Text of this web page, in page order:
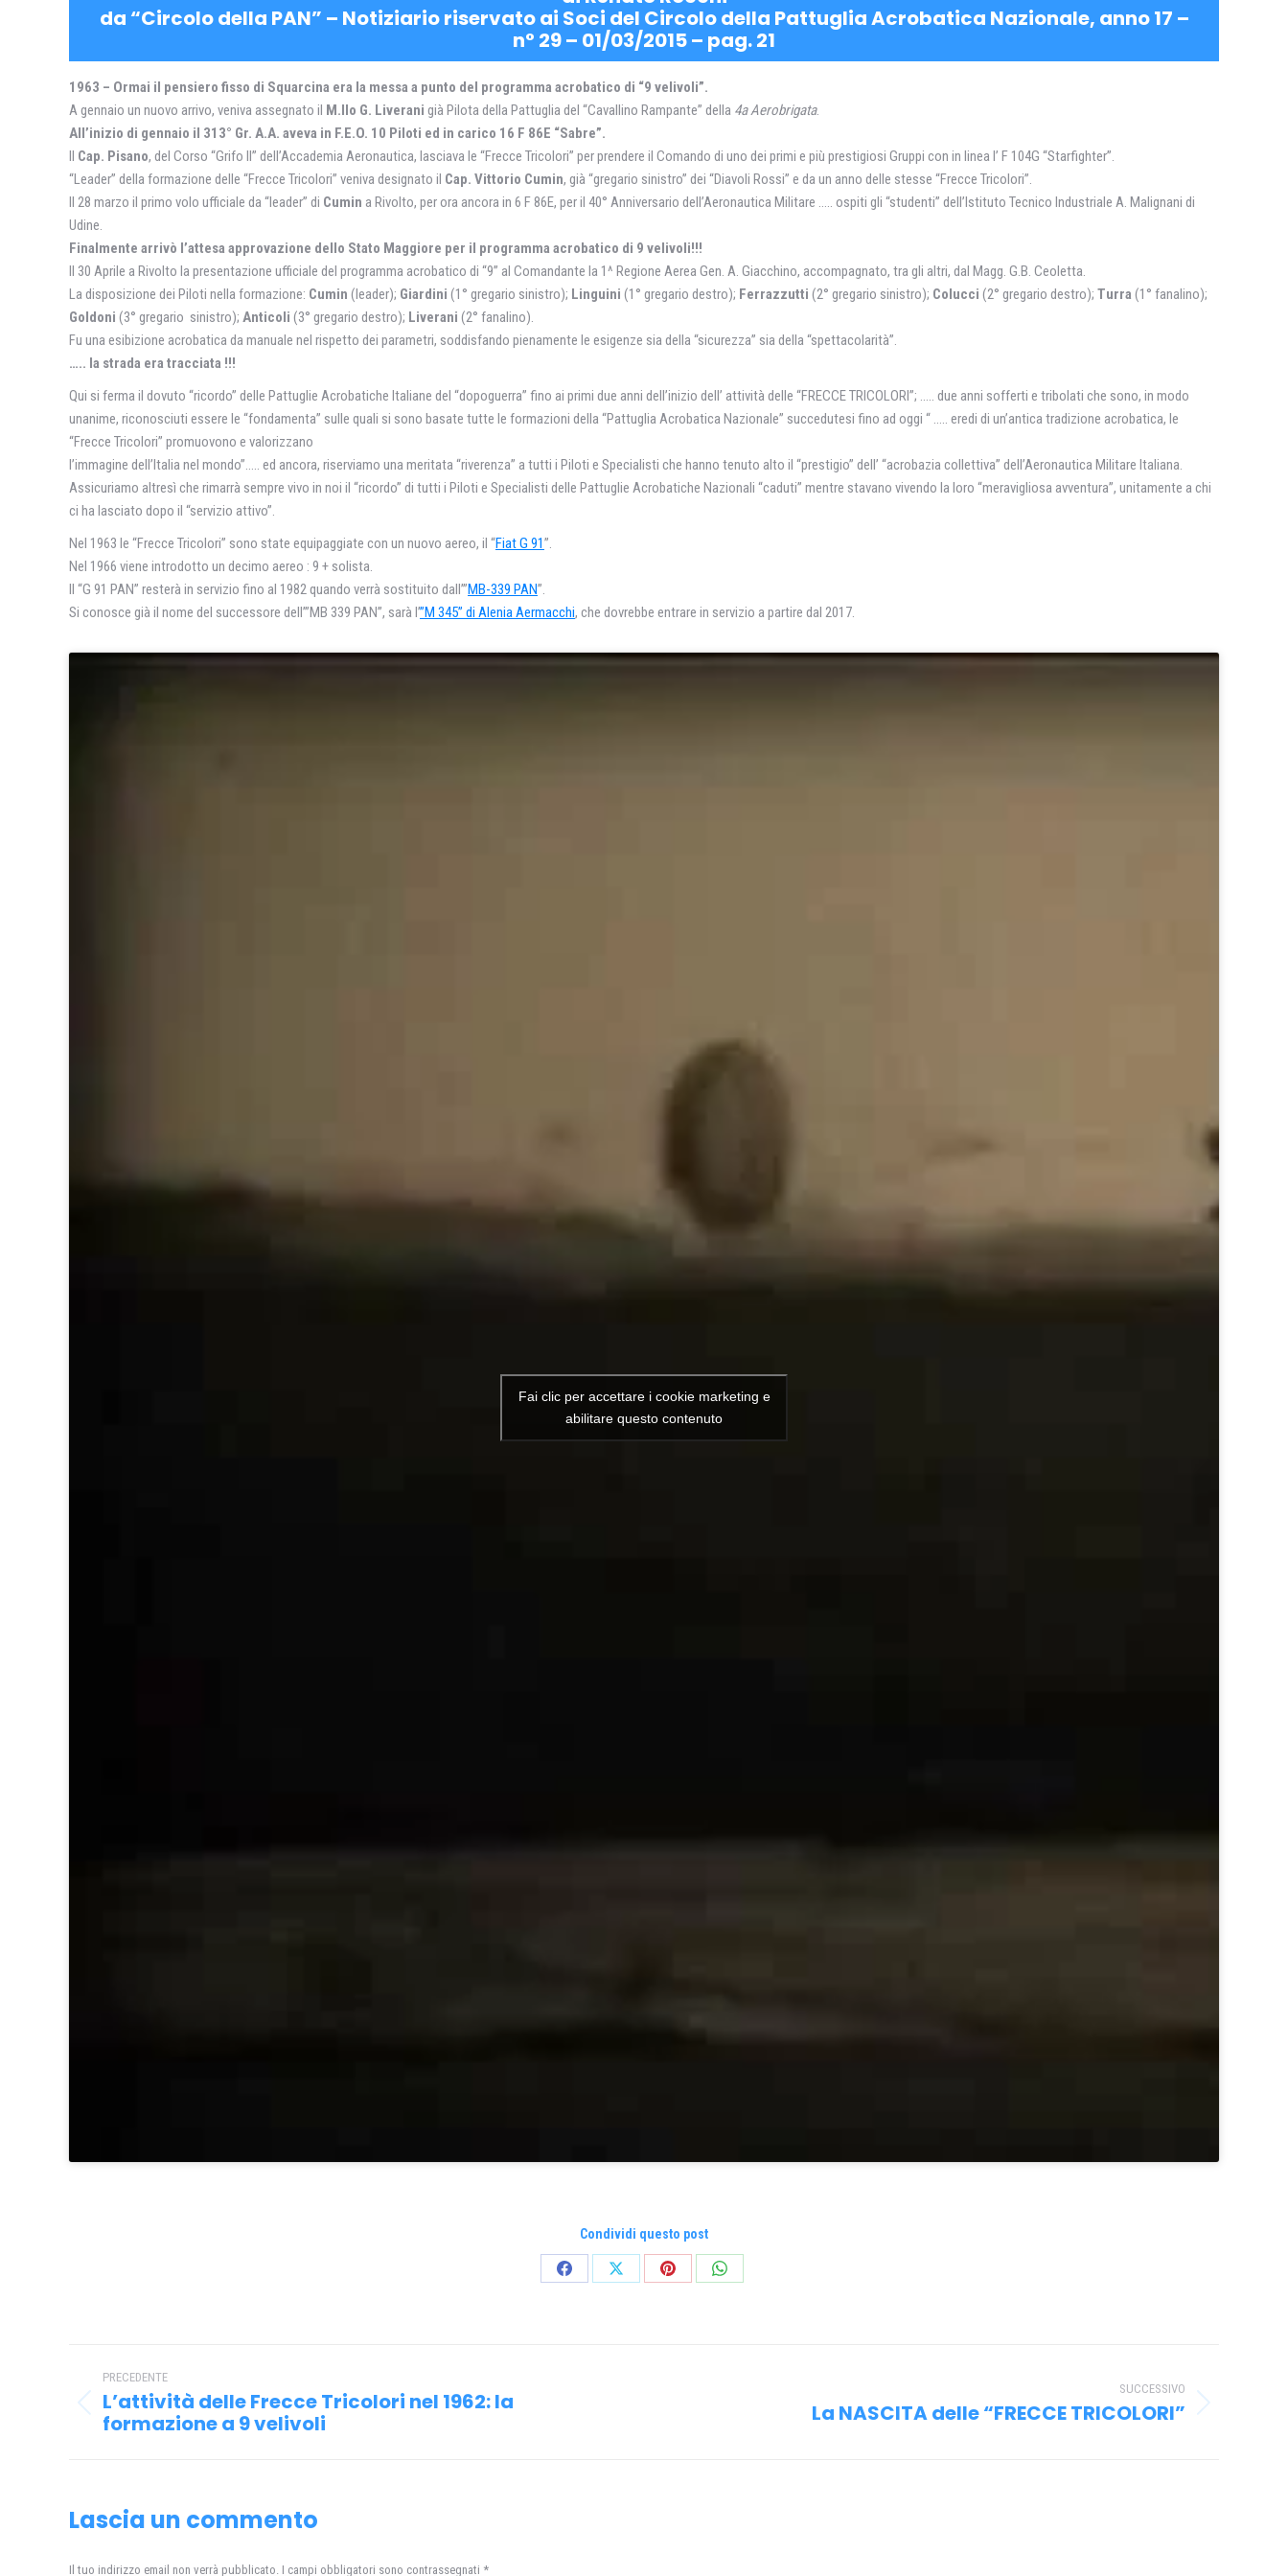
da “Circolo della PAN” – Notiziario riservato ai Soci del Circolo della Pattuglia Acrobatica Nazionale, anno 17 –
n° 29 – 01/03/2015 – pag. 21
1963 – Ormai il pensiero fisso di Squarcina era la messa a punto del programma acrobatico di “9 velivoli”.
A gennaio un nuovo arrivo, veniva assegnato il M.llo G. Liverani già Pilota della Pattuglia del “Cavallino Rampante” della 4a Aerobrigata.
All’inizio di gennaio il 313° Gr. A.A. aveva in F.E.O. 10 Piloti ed in carico 16 F 86E “Sabre”.
Il Cap. Pisano, del Corso “Grifo II” dell’Accademia Aeronautica, lasciava le “Frecce Tricolori” per prendere il Comando di uno dei primi e più prestigiosi Gruppi con in linea l’ F 104G “Starfighter”.
“Leader” della formazione delle “Frecce Tricolori” veniva designato il Cap. Vittorio Cumin, già “gregario sinistro” dei “Diavoli Rossi” e da un anno delle stesse “Frecce Tricolori”.
Il 28 marzo il primo volo ufficiale da “leader” di Cumin a Rivolto, per ora ancora in 6 F 86E, per il 40° Anniversario dell’Aeronautica Militare ….. ospiti gli “studenti” dell’Istituto Tecnico Industriale A. Malignani di
Udine.
Finalmente arrivò l’attesa approvazione dello Stato Maggiore per il programma acrobatico di 9 velivoli!!!
Il 30 Aprile a Rivolto la presentazione ufficiale del programma acrobatico di “9” al Comandante la 1^ Regione Aerea Gen. A. Giacchino, accompagnato, tra gli altri, dal Magg. G.B. Ceoletta.
La disposizione dei Piloti nella formazione: Cumin (leader); Giardini (1° gregario sinistro); Linguini (1° gregario destro); Ferrazzutti (2° gregario sinistro); Colucci (2° gregario destro); Turra (1° fanalino);
Goldoni (3° gregario sinistro); Anticoli (3° gregario destro); Liverani (2° fanalino).
Fu una esibizione acrobatica da manuale nel rispetto dei parametri, soddisfando pienamente le esigenze sia della “sicurezza” sia della “spettacolarità”.
….. la strada era tracciata !!!
Qui si ferma il dovuto “ricordo” delle Pattuglie Acrobatiche Italiane del “dopoguerra” fino ai primi due anni dell’inizio dell’ attività delle “FRECCE TRICOLORI”; ….. due anni sofferti e tribolati che sono, in modo
unanime, riconosciuti essere le “fondamenta” sulle quali si sono basate tutte le formazioni della “Pattuglia Acrobatica Nazionale” succedutesi fino ad oggi “ ….. eredi di un’antica tradizione acrobatica, le
“Frecce Tricolori” promuovono e valorizzano
l’immagine dell’Italia nel mondo”….. ed ancora, riserviamo una meritata “riverenza” a tutti i Piloti e Specialisti che hanno tenuto alto il “prestigio” dell’ “acrobazia collettiva” dell’Aeronautica Militare Italiana.
Assicuriamo altresì che rimarrà sempre vivo in noi il “ricordo” di tutti i Piloti e Specialisti delle Pattuglie Acrobatiche Nazionali “caduti” mentre stavano vivendo la loro “meravigliosa avventura”, unitamente a chi
ci ha lasciato dopo il “servizio attivo”.
Nel 1963 le “Frecce Tricolori” sono state equipaggiate con un nuovo aereo, il “Fiat G 91”.
Nel 1966 viene introdotto un decimo aereo : 9 + solista.
Il “G 91 PAN” resterà in servizio fino al 1982 quando verrà sostituito dall’”MB-339 PAN”.
Si conosce già il nome del successore dell’”MB 339 PAN”, sarà l’”M 345” di Alenia Aermacchi, che dovrebbe entrare in servizio a partire dal 2017.
Fai clic per accettare i cookie marketing e
abilitare questo contenuto
Condividi questo post
CondividiCondividiCondividiCondividi
Naviga
traPRECEDENTE
Post
precedente:
L’attività delle Frecce Tricolori nel 1962: la
formazione a 9 velivoli
SUCCESSIVO
La NASCITA delle “FRECCE TRICOLORI”
Lascia un commento
Il tuo indirizzo email non verrà pubblicato. I campi obbligatori sono contrassegnati *